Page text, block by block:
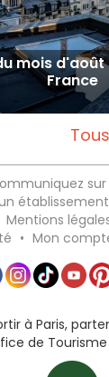
mois
France
établissement
Mentions
• Mon
à Paris,
de Tourisme